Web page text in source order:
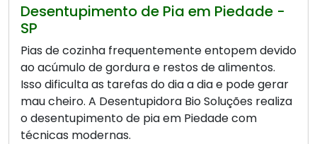
Desentupimento de Pia em Piedade -
SP
Pias de cozinha frequentemente entopem devido
ao acúmulo de gordura e restos de alimentos.
Isso dificulta as tarefas do dia a dia e pode gerar
mau cheiro. A Desentupidora Bio Soluções realiza
o desentupimento de pia em Piedade com
técnicas modernas.